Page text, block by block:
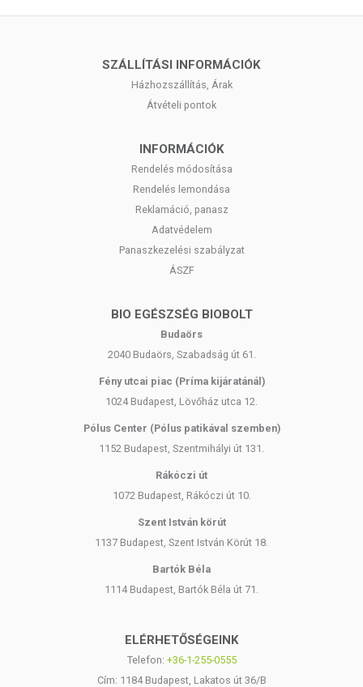
SZÁLLÍTÁSI INFORMÁCIÓK
Házhozszállítás, Árak
Átvételi pontok
INFORMÁCIÓK
Rendelés módosítása
Rendelés lemondása
Reklamáció, panasz
Adatvédelem
Panaszkezelési szabályzat
ÁSZF
BIO EGÉSZSÉG BIOBOLT
Budaörs
2040 Budaörs, Szabadság út 61.
Fény utcai piac (Príma kijáratánál)
1024 Budapest, Lövőház utca 12.
Pólus Center (Pólus patikával szemben)
1152 Budapest, Szentmihályi út 131.
Rákóczi út
1072 Budapest, Rákóczi út 10.
Szent István körút
1137 Budapest, Szent István Körút 18.
Bartók Béla
1114 Budapest, Bartók Béla út 71.
ELÉRHETŐSÉGEINK
Telefon: +36-1-255-0555
Cím: 1184 Budapest, Lakatos út 36/B